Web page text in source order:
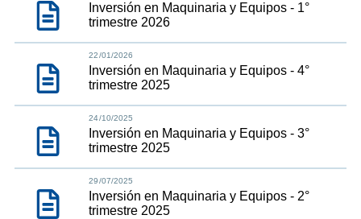
Inversión en Maquinaria y Equipos - 1°
trimestre 2026
22/01/2026
Inversión en Maquinaria y Equipos - 4°
trimestre 2025
24/10/2025
Inversión en Maquinaria y Equipos - 3°
trimestre 2025
29/07/2025
Inversión en Maquinaria y Equipos - 2°
trimestre 2025